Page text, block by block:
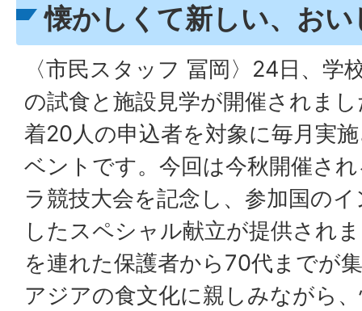
懐かしくて新しい、おい
〈市民スタッフ 冨岡〉24日、学
の試食と施設見学が開催されま
着20人の申込者を対象に毎月実
ベントです。今回は今秋開催さ
ラ競技大会を記念し、参加国の
したスペシャル献立が提供され
を連れた保護者から70代までが
アジアの食文化に親しみながら